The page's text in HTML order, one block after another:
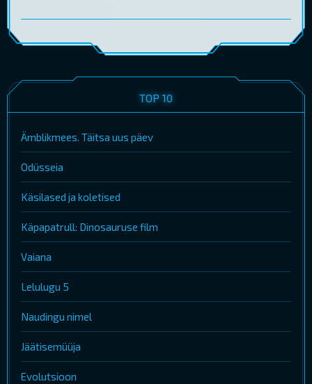
TOP 10
Ämblikmees. Täitsa uus päev
Odüsseia
Käsilased ja koletised
Käpapatrull: Dinosauruse film
Vaiana
Lelulugu 5
Naudingu nimel
Jäätisemüüja
Evolutsioon